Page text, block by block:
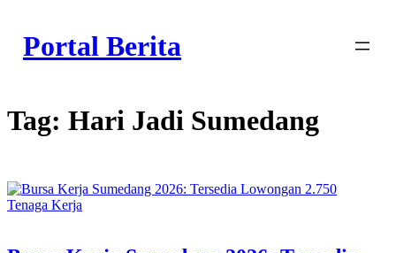
content
Portal Berita
Tag: Hari Jadi Sumedang